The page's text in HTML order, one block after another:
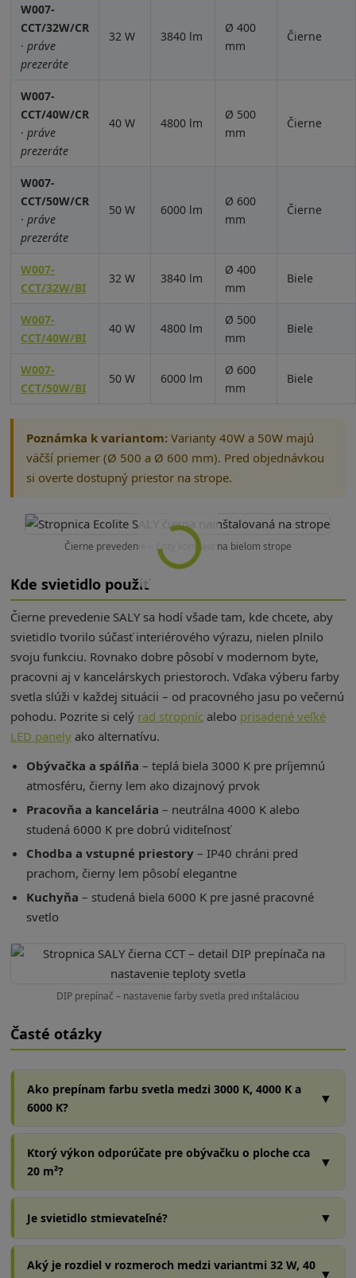
W007-
CCT/32W/CR
·práve
prezeráte
32 W 3840 lm
Ø 400
mm
Čierne
W007-
CCT/40W/CR
·práve
prezeráte
40 W 4800 lm
Ø 500
mm
Čierne
W007-
CCT/50W/CR
·práve
prezeráte
50 W 6000 lm
Ø 600
mm
Čierne
W007-
CCT/32W/BI
32 W 3840 lm
Ø 400
mm
Biele
W007-
CCT/40W/BI
40 W 4800 lm
Ø 500
mm
Biele
W007-
CCT/50W/BI
50 W 6000 lm
Ø 600
mm
Biele
Poznámka k variantom: Varianty 40W a 50W majú
väčší priemer (Ø 500 a Ø 600 mm). Pred objednávkou
si overte dostupný priestor na strope.
Čierne prevedenie – čistý kontrast na bielom strope
Kde svietidlo použiť
Čierne prevedenie SALY sa hodí všade tam, kde chcete, aby
svietidlo tvorilo súčasť interiérového výrazu, nielen plnilo
svoju funkciu. Rovnako dobre pôsobí v modernom byte,
pracovni aj v kancelárskych priestoroch. Vďaka výberu farby
svetla slúži v každej situácii – od pracovného jasu po večernú
pohodu. Pozrite si celý rad stropníc alebo prisadené veľké
LED panely ako alternatívu.
Obývačka a spálňa – teplá biela 3000 K pre príjemnú
atmosféru, čierny lem ako dizajnový prvok
Pracovňa a kancelária – neutrálna 4000 K alebo
studená 6000 K pre dobrú viditeľnosť
Chodba a vstupné priestory – IP40 chráni pred
prachom, čierny lem pôsobí elegantne
Kuchyňa – studená biela 6000 K pre jasné pracovné
svetlo
DIP prepínač – nastavenie farby svetla pred inštaláciou
Časté otázky
Ako prepínam farbu svetla medzi 3000 K, 4000 K a
6000 K?
▼
Ktorý výkon odporúčate pre obývačku o ploche cca
20 m²?
▼
Je svietidlo stmievateľné? ▼
Aký je rozdiel v rozmeroch medzi variantmi 32 W, 40 ▼